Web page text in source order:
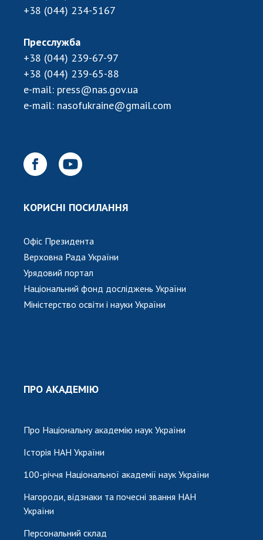
+38 (044) 234-5167
Пресслужба
+38 (044) 239-67-97
+38 (044) 239-65-88
e-mail: press@nas.gov.ua
e-mail: nasofukraine@gmail.com
КОРИСНІ ПОСИЛАННЯ
Офіс Президента
Верховна Рада України
Урядовий портал
Національний фонд досліджень України
Міністерство освіти і науки України
ПРО АКАДЕМІЮ
Про Національну академію наук України
Історія НАН України
100-річчя Національної академії наук України
Нагороди, відзнаки та почесні звання НАН
України
Персональний склад